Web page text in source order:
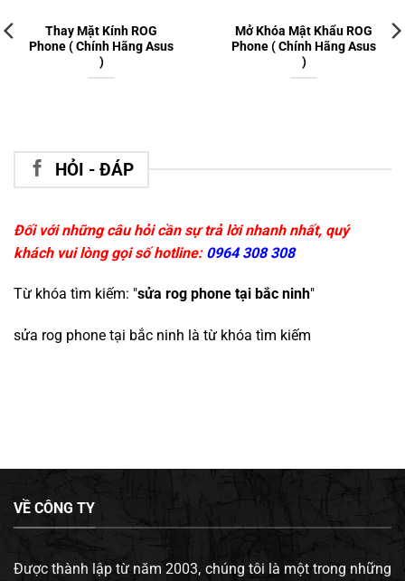
Thay Mặt Kính ROG
Phone ( Chính Hãng Asus
)
Mở Khóa Mật Khẩu ROG
Phone ( Chính Hãng Asus
)
HỎI - ĐÁP
Đối với những câu hỏi cần sự trả lời nhanh nhất, quý
khách vui lòng gọi số hotline: 0964 308 308
Từ khóa tìm kiếm: "sửa rog phone tại bắc ninh"
sửa rog phone tại bắc ninh là từ khóa tìm kiếm
VỀ CÔNG TY
Được thành lập từ năm 2003, chúng tôi là một trong những